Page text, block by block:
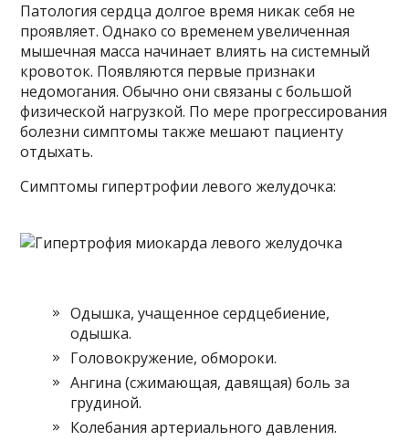
Патология сердца долгое время никак себя не
проявляет. Однако со временем увеличенная
мышечная масса начинает влиять на системный
кровоток. Появляются первые признаки
недомогания. Обычно они связаны с большой
физической нагрузкой. По мере прогрессирования
болезни симптомы также мешают пациенту
отдыхать.
Симптомы гипертрофии левого желудочка:
Одышка, учащенное сердцебиение,
одышка.
Головокружение, обмороки.
Ангина (сжимающая, давящая) боль за
грудиной.
Колебания артериального давления.